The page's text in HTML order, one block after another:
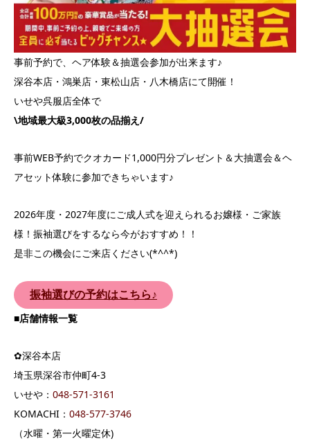
事前予約で、ヘア体験＆抽選会参加が出来ます♪
深谷本店・鴻巣店・東松山店・八木橋店にて開催！
いせや呉服店全体で
\地域最大級3,000枚の品揃え/
事前WEB予約でクオカード1,000円分プレゼント＆大抽選会＆ヘ
アセット体験に参加できちゃいます♪
2026年度・2027年度にご成人式を迎えられるお嬢様・ご家族
様！振袖選びをするなら今がおすすめ！！
是非この機会にご来店ください(*^^*)
振袖選びの予約はこちら♪
■店舗情報一覧
✿深谷本店
埼玉県深谷市仲町4-3
いせや： 048-571-3161
KOMACHI： 048-577-3746
（水曜・第一火曜定休)